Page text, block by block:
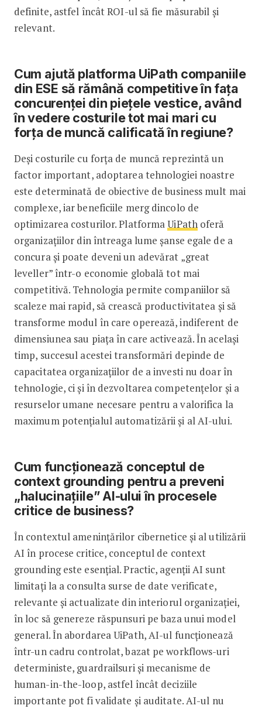
definite, astfel încât ROI-ul să fie măsurabil și
relevant.
Cum ajută platforma UiPath companiile
din ESE să rămână competitive în fața
concurenței din piețele vestice, având
în vedere costurile tot mai mari cu
forța de muncă calificată în regiune?
Deși costurile cu forța de muncă reprezintă un
factor important, adoptarea tehnologiei noastre
este determinată de obiective de business mult mai
complexe, iar beneficiile merg dincolo de
optimizarea costurilor. PlatformaUiPathoferă
organizațiilor din întreaga lume șanse egale de a
concura și poate deveni un adevărat „great
leveller” într-o economie globală tot mai
competitivă. Tehnologia permite companiilor să
scaleze mai rapid, să crească productivitatea și să
transforme modul în care operează, indiferent de
dimensiunea sau piața în care activează. În același
timp, succesul acestei transformări depinde de
capacitatea organizațiilor de a investi nu doar în
tehnologie, ci și în dezvoltarea competențelor și a
resurselor umane necesare pentru a valorifica la
maximum potențialul automatizării și al AI-ului.
Cum funcționează conceptul de
context grounding pentru a preveni
„halucinațiile” AI-ului în procesele
critice de business?
În contextul amenințărilor cibernetice și al utilizării
AI în procese critice, conceptul de context
grounding este esențial. Practic, agenții AI sunt
limitați la a consulta surse de date verificate,
relevante și actualizate din interiorul organizației,
în loc să genereze răspunsuri pe baza unui model
general. În abordarea UiPath, AI-ul funcționează
într-un cadru controlat, bazat pe workflows-uri
deterministe, guardrailsuri și mecanisme de
human-in-the-loop, astfel încât deciziile
importante pot fi validate și auditate. AI-ul nu